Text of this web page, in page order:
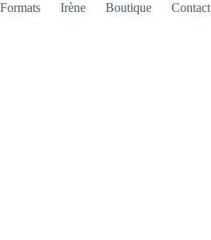
Formats Irène Boutique Contact